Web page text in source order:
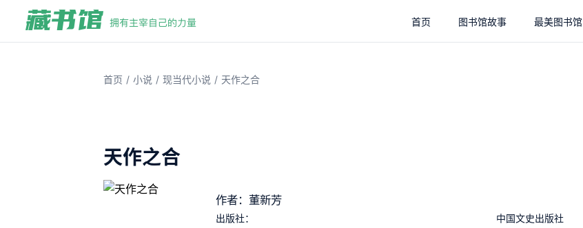
首页 图书馆故事 最美图书馆
首页 / 小说 / 现当代小说 / 天作之合
天作之合
作者：董新芳
出版社：
中国文史出版社